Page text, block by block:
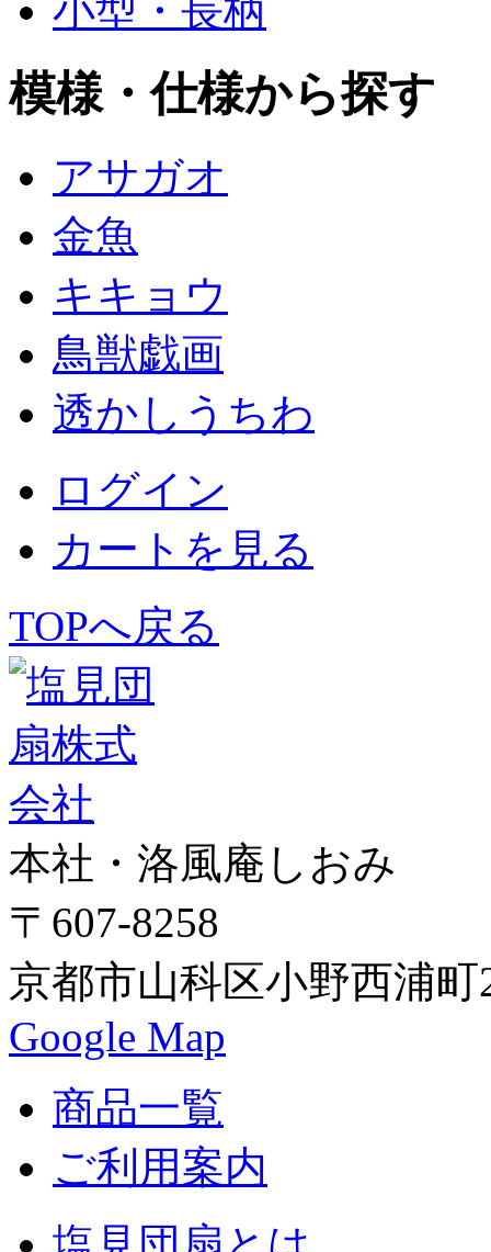
小型・長柄
模様・仕様から探す
アサガオ
金魚
キキョウ
鳥獣戯画
透かしうちわ
ログイン
カートを見る
TOPへ戻る
本社・洛風庵しおみ
〒607-8258
京都市山科区小野西浦町
Google Map
商品一覧
ご利用案内